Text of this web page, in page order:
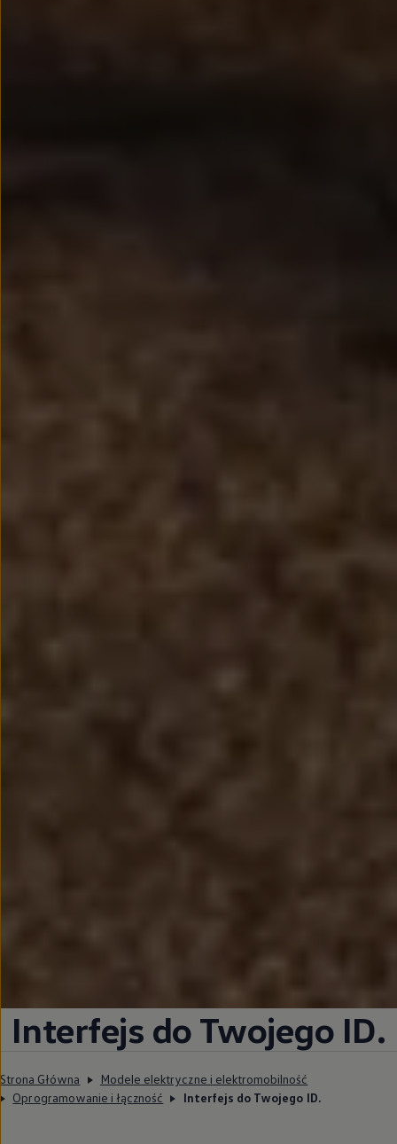
Interfejs do Twojego ID.
Strona Główna
Modele elektryczne i elektromobilność
Oprogramowanie i łączność
Interfejs do Twojego ID.